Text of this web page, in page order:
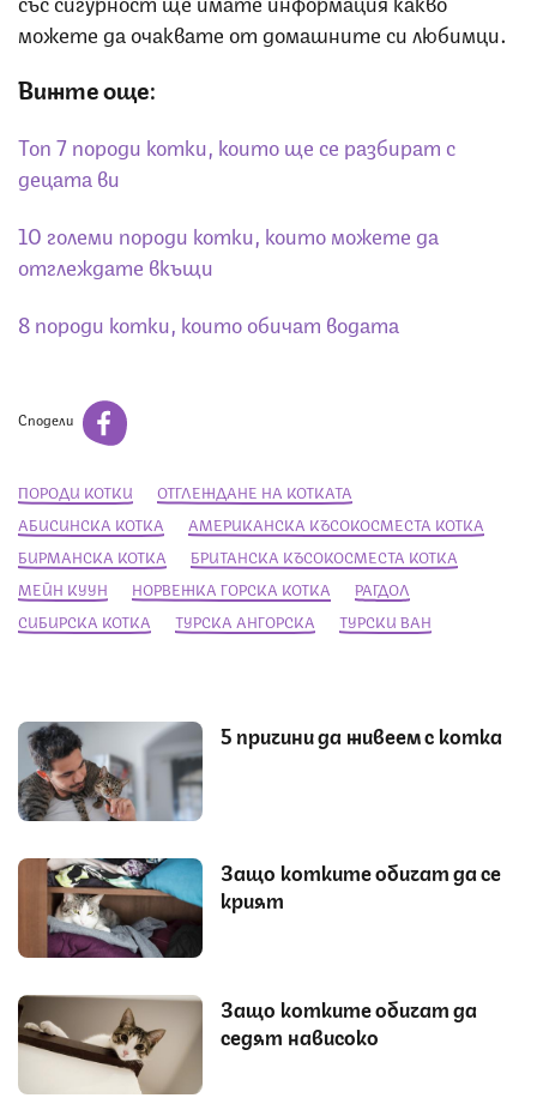
можете да очаквате от домашните си любимци.
Вижте още:
Топ 7 породи котки, които ще се разбират с
децата ви
10 големи породи котки, които можете да
отглеждате вкъщи
8 породи котки, които обичат водата
Сподели
ПОРОДИ КОТКИ
ОТГЛЕЖДАНЕ НА КОТКАТА
АБИСИНСКА КОТКА
АМЕРИКАНСКА КЪСОКОСМЕСТА КОТКА
БИРМАНСКА КОТКА
БРИТАНСКА КЪСОКОСМЕСТА КОТКА
МЕЙН КУУН
НОРВЕЖКА ГОРСКА КОТКА
РАГДОЛ
СИБИРСКА КОТКА
ТУРСКА АНГОРСКА ТУРСКИ ВАН
5 причини да живеем с котка
Защо котките обичат да се
крият
Защо котките обичат да
седят нависоко